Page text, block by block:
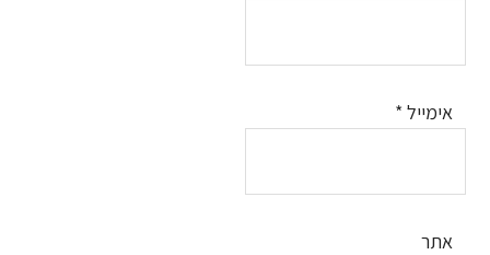
אימייל *
אתר